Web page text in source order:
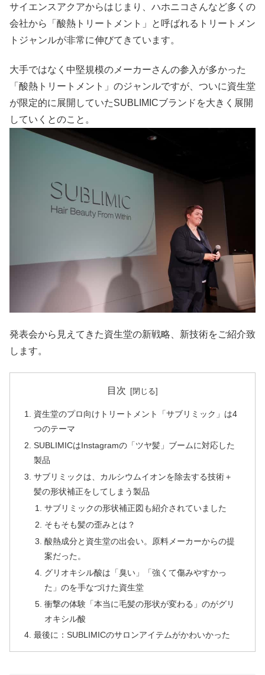
サイエンスアクアからはじまり、ハホニコさんなど多くの
会社から「酸熱トリートメント」と呼ばれるトリートメン
トジャンルが非常に伸びてきています。
大手ではなく中堅規模のメーカーさんの参入が多かった
「酸熱トリートメント」のジャンルですが、ついに資生堂
が限定的に展開していたSUBLIMICブランドを大きく展開
していくとのこと。
発表会から見えてきた資生堂の新戦略、新技術をご紹介致
します。
目次
資生堂のプロ向けトリートメント「サブリミック」は4
つのテーマ
SUBLIMICはInstagramの「ツヤ髪」ブームに対応した
製品
サブリミックは、カルシウムイオンを除去する技術＋
髪の形状補正をしてしまう製品
サブリミックの形状補正図も紹介されていました
そもそも髪の歪みとは？
酸熱成分と資生堂の出会い。原料メーカーからの提
案だった。
グリオキシル酸は「臭い」「強くて傷みやすかっ
た」のを手なづけた資生堂
衝撃の体験「本当に毛髪の形状が変わる」のがグリ
オキシル酸
最後に：SUBLIMICのサロンアイテムがかわいかった